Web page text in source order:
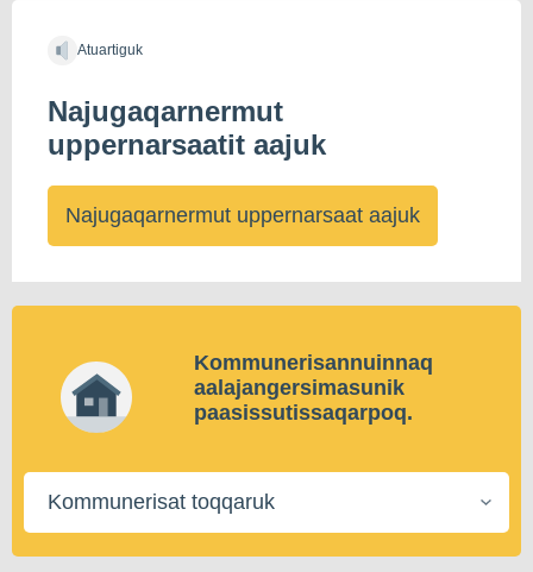
Atuartiguk
Najugaqarnermut
uppernarsaatit aajuk
Najugaqarnermut uppernarsaat aajuk
Kommunerisannuinnaq
aalajangersimasunik
paasissutissaqarpoq.
Kommunerisat
toqqaruk